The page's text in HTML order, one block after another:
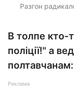
Разгон
В толпе кто-
поліції!" а
Реклама